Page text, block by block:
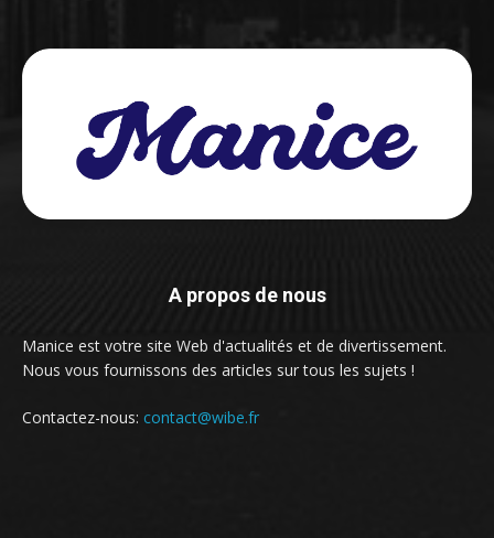
A propos de nous
Manice est votre site Web d'actualités et de divertissement.
Nous vous fournissons des articles sur tous les sujets !
Contactez-nous: contact@wibe.fr